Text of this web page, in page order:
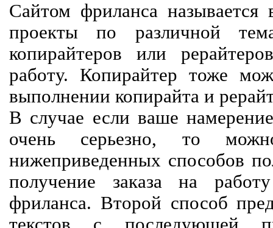
Сайтом фриланса называется
проекты по различной
копирайтеров или
работу. Копирайтер тоже
выполнении копирайта и
В случае если ваше
очень серьезно, то
нижеприведенных способов
получение заказа на
фриланса. Второй способ